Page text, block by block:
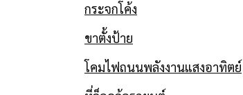
กระจกโค้ง
ขาตั้งป้าย
โคมไฟถนนพลังงานแสงอาทิตย์